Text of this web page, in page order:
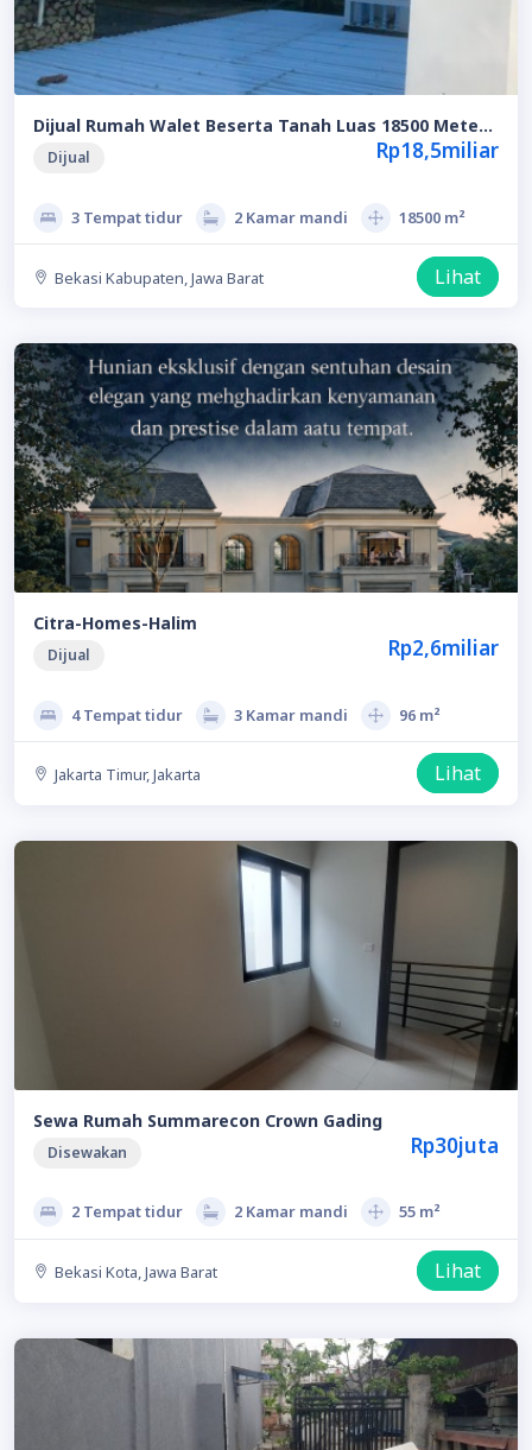
Dijual Rumah Walet Beserta Tanah Luas 18500 Meter
Klari, Karawang
Dijual Rp18,5miliar
3 Tempat tidur 2 Kamar mandi 18500 m²
Bekasi Kabupaten, Jawa Barat Lihat
Citra-Homes-Halim
Dijual Rp2,6miliar
4 Tempat tidur 3 Kamar mandi 96 m²
Jakarta Timur, Jakarta Lihat
Sewa Rumah Summarecon Crown Gading
Disewakan Rp30juta
2 Tempat tidur 2 Kamar mandi 55 m²
Bekasi Kota, Jawa Barat Lihat